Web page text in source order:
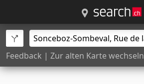
Feedback | Zur alten Karte wechseln